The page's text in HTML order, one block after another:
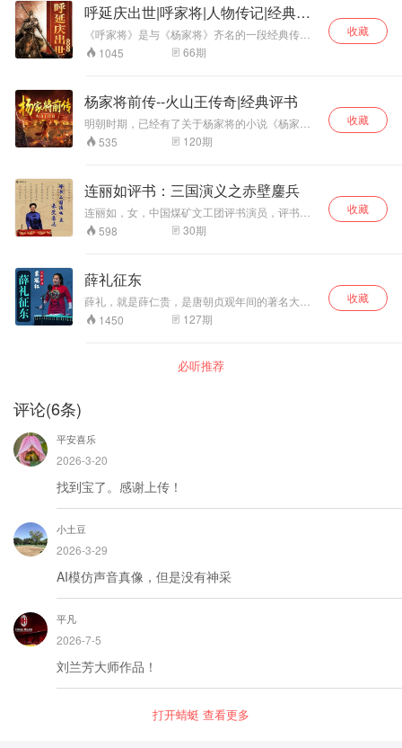
家将三代尽忠烈，众英雄浴血破西凉，这才换得
贞观盛世得以太平，大唐天子凯歌还朝。
呼延庆出世|呼家将|人物传记|经典评
书
《呼家将》是与《杨家将》齐名的一段经典传统
评书故事，呼延庆出世，是《呼家将》的前半部
分。 呼延家为大宋江山出生入死、呕心沥血，却
力战群贼，匡扶正义，寇准、包拯、高瑾等等精
采人物陆续登场，讲述了一段忠臣孝子人人敬，
奸贼佞党人人诛的传统演义。 主播胖蛇老师精彩
演绎呼延庆挂帅平西、平定西夏还朝为祖伸冤的
护国事迹，最终宋仁宗将奸臣庞文斩首以慰忠魂
10分钟聆听的故事。
1045 66期
收藏
杨家将前传--火山王传奇|经典评书
明朝时期，已经有了关于杨家将的小说《杨家将
演义》和《杨家府演义》，又随着后世的 传颂，
杨家将的故事越来越多，有着一套杨家将九代英
事，但是要说最传奇的人物，还是杨家第一代的
火山王杨衮。虽然知道杨衮的 人远远没有知道杨
继业、七郎八虎的人多，但他的故事才是最精彩
的，杨家的绝艺，杨家 的家风都是由他所传。
535 120期
收藏
连丽如评书：三国演义之赤壁鏖兵
连丽如，女，中国煤矿文工团评书演员，评书表
演艺术家，国家一级演员。 78岁高龄的连丽如先
生以独特视角 集南北评书评话的众家优长 使这部
是年过古稀的评书名家连丽如，现场评说《三国
演义》之赤壁鏖兵。
598 30期
收藏
薛礼征东
薛礼，就是薛仁贵，是唐朝贞观年间的著名大将,
从小家境贫寒,后被张士贵招募为部下,后来成为了
皇帝的应梦贤臣而被重用。薛仁贵是唐初有名的
跨海征东薛仁贵传奇。内容大致以薛仁贵的生平
为经线，唐太宗梦见一番将追杀，危急时出现一
化遗产项目鞍山评书的代表性传承人； 多次获得
包括中国曲艺牡丹奖新人奖等国家级大奖；2006
专业，主攻评书。跟随著名评书表演艺术家田连
文，参与完成中国文联及社科联重点项目《国家
级非物质文化遗产单田芳的口述史研究》；和田
连元先生共同录制视频课《中国评书艺术》被入
选为国家级精品视频课。 改编：著名编剧-纳兰陀
1450 127期
收藏
必听推荐
评论(6条)
平安喜乐
2026-3-20
找到宝了。感谢上传！
小土豆
2026-3-29
AI模仿声音真像，但是没有神采
平凡
2026-7-5
刘兰芳大师作品！
打开蜻蜓 查看更多